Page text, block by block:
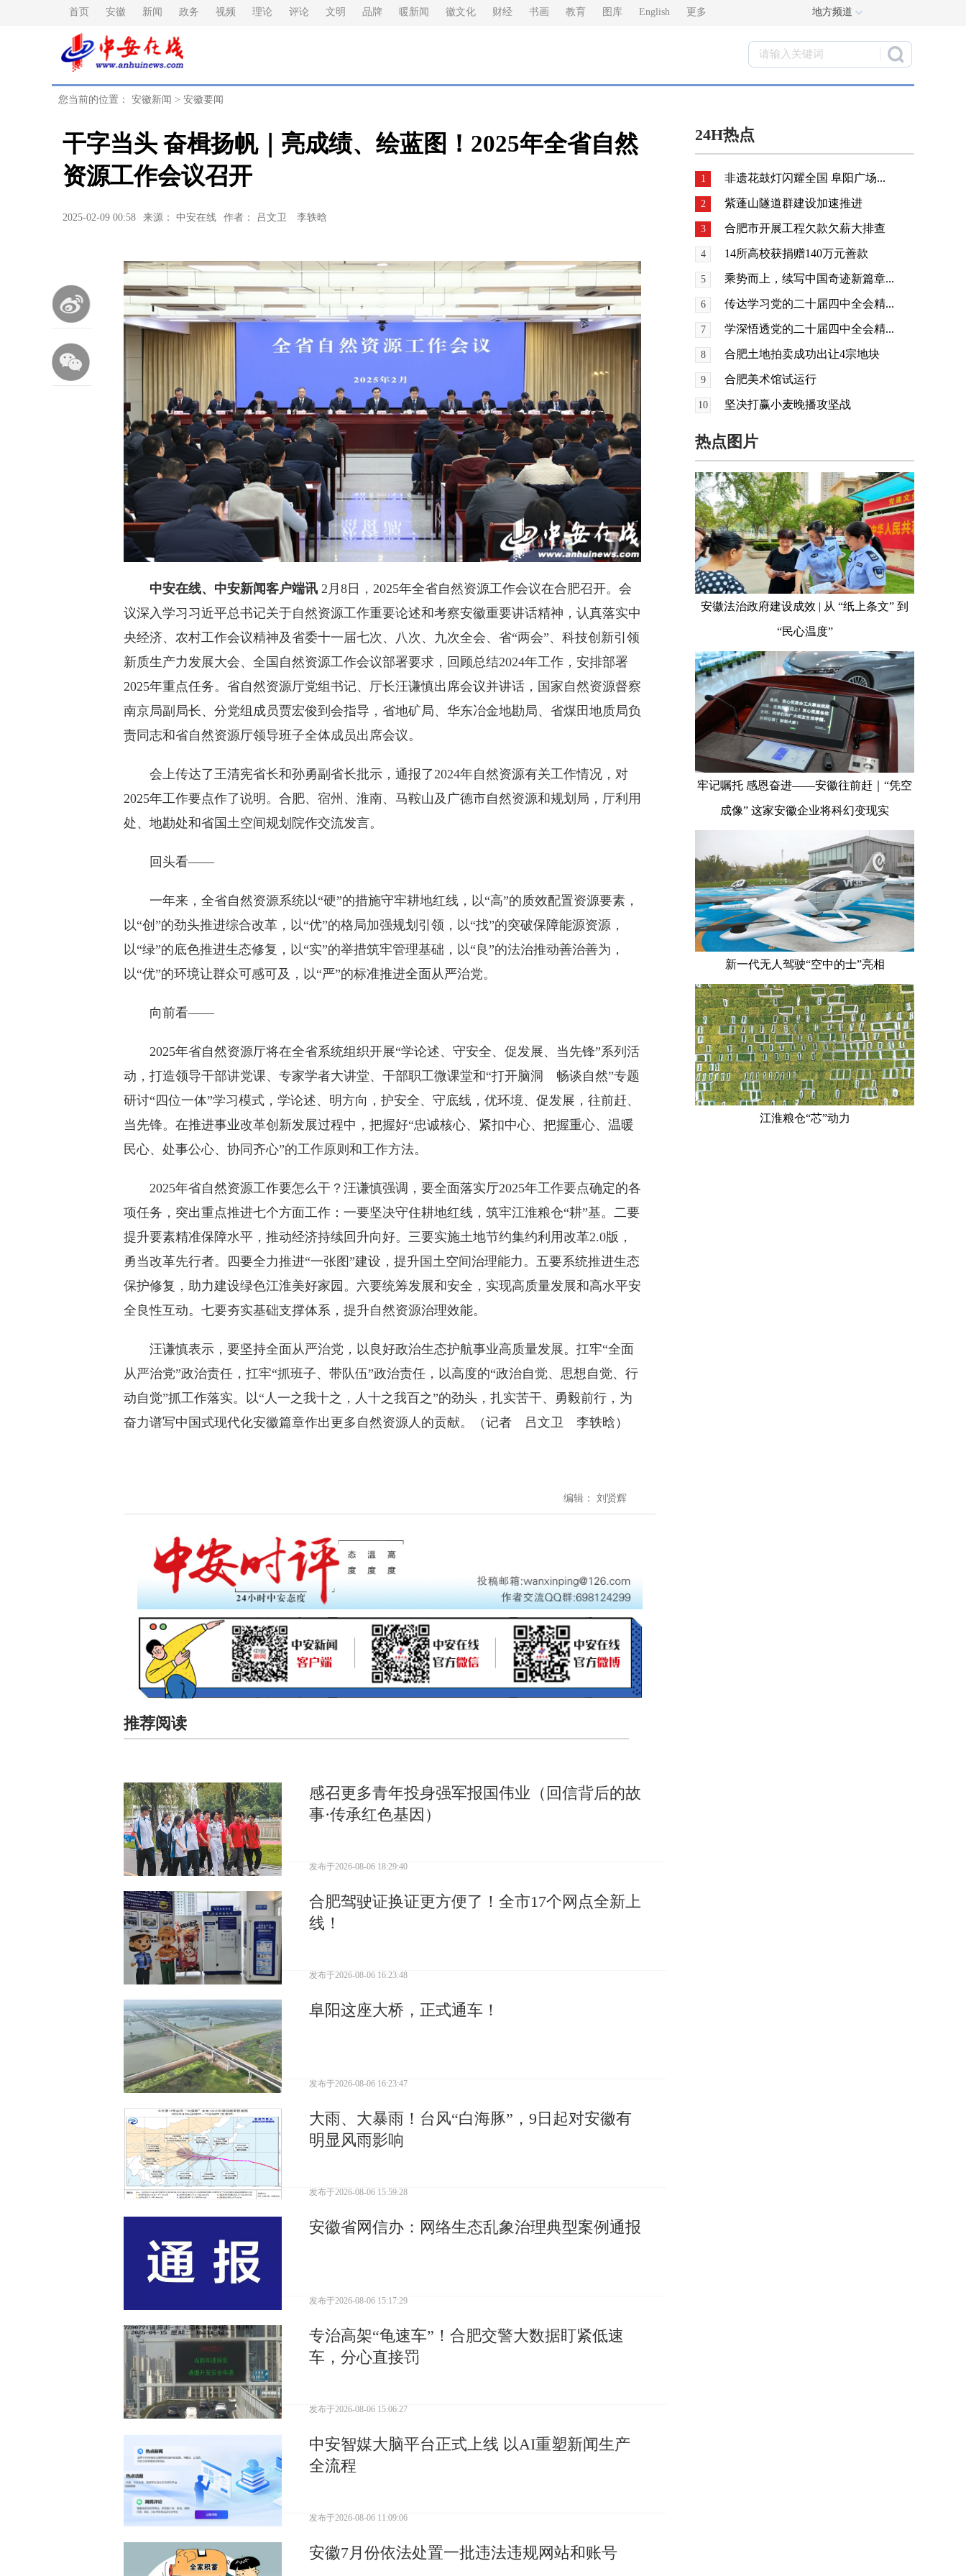
首页 安徽 新闻 政务 视频 理论 评论 文明 品牌 暖新闻 徽文化 财经 书画 教育 图库 English 更多 地方频道
您当前的位置： 安徽新闻 > 安徽要闻
干字当头 奋楫扬帆｜亮成绩、绘蓝图！2025年全省自然
资源工作会议召开
2025-02-09 00:58 来源： 中安在线 作者： 吕文卫 李轶晗
中安在线、中安新闻客户端讯 2月8日，2025年全省自然资源工作会议在合肥召开。会
议深入学习习近平总书记关于自然资源工作重要论述和考察安徽重要讲话精神，认真落实中
央经济、农村工作会议精神及省委十一届七次、八次、九次全会、省“两会”、科技创新引领
新质生产力发展大会、全国自然资源工作会议部署要求，回顾总结2024年工作，安排部署
2025年重点任务。省自然资源厅党组书记、厅长汪谦慎出席会议并讲话，国家自然资源督察
南京局副局长、分党组成员贾宏俊到会指导，省地矿局、华东冶金地勘局、省煤田地质局负
责同志和省自然资源厅领导班子全体成员出席会议。
会上传达了王清宪省长和孙勇副省长批示，通报了2024年自然资源有关工作情况，对
2025年工作要点作了说明。合肥、宿州、淮南、马鞍山及广德市自然资源和规划局，厅利用
处、地勘处和省国土空间规划院作交流发言。
回头看——
一年来，全省自然资源系统以“硬”的措施守牢耕地红线，以“高”的质效配置资源要素，
以“创”的劲头推进综合改革，以“优”的格局加强规划引领，以“找”的突破保障能源资源，
以“绿”的底色推进生态修复，以“实”的举措筑牢管理基础，以“良”的法治推动善治善为，
以“优”的环境让群众可感可及，以“严”的标准推进全面从严治党。
向前看——
2025年省自然资源厅将在全省系统组织开展“学论述、守安全、促发展、当先锋”系列活
动，打造领导干部讲党课、专家学者大讲堂、干部职工微课堂和“打开脑洞 畅谈自然”专题
研讨“四位一体”学习模式，学论述、明方向，护安全、守底线，优环境、促发展，往前赶、
当先锋。在推进事业改革创新发展过程中，把握好“忠诚核心、紧扣中心、把握重心、温暖
民心、处事公心、协同齐心”的工作原则和工作方法。
2025年省自然资源工作要怎么干？汪谦慎强调，要全面落实厅2025年工作要点确定的各
项任务，突出重点推进七个方面工作：一要坚决守住耕地红线，筑牢江淮粮仓“耕”基。二要
提升要素精准保障水平，推动经济持续回升向好。三要实施土地节约集约利用改革2.0版，
勇当改革先行者。四要全力推进“一张图”建设，提升国土空间治理能力。五要系统推进生态
保护修复，助力建设绿色江淮美好家园。六要统筹发展和安全，实现高质量发展和高水平安
全良性互动。七要夯实基础支撑体系，提升自然资源治理效能。
汪谦慎表示，要坚持全面从严治党，以良好政治生态护航事业高质量发展。扛牢“全面
从严治党”政治责任，扛牢“抓班子、带队伍”政治责任，以高度的“政治自觉、思想自觉、行
动自觉”抓工作落实。以“人一之我十之，人十之我百之”的劲头，扎实苦干、勇毅前行，为
奋力谱写中国式现代化安徽篇章作出更多自然资源人的贡献。（记者 吕文卫 李轶晗）
编辑： 刘贤辉
推荐阅读
感召更多青年投身强军报国伟业（回信背后的故
事·传承红色基因）
发布于2026-08-06 18:29:40
合肥驾驶证换证更方便了！全市17个网点全新上
线！
发布于2026-08-06 16:23:48
阜阳这座大桥，正式通车！
发布于2026-08-06 16:23:47
大雨、大暴雨！台风“白海豚”，9日起对安徽有
明显风雨影响
发布于2026-08-06 15:59:28
安徽省网信办：网络生态乱象治理典型案例通报
发布于2026-08-06 15:17:29
专治高架“龟速车”！合肥交警大数据盯紧低速
车，分心直接罚
发布于2026-08-06 15:06:27
中安智媒大脑平台正式上线 以AI重塑新闻生产
全流程
发布于2026-08-06 11:09:06
安徽7月份依法处置一批违法违规网站和账号
24H热点
1 非遗花鼓灯闪耀全国 阜阳广场...
2 紫蓬山隧道群建设加速推进
3 合肥市开展工程欠款欠薪大排查
4 14所高校获捐赠140万元善款
5 乘势而上，续写中国奇迹新篇章...
6 传达学习党的二十届四中全会精...
7 学深悟透党的二十届四中全会精...
8 合肥土地拍卖成功出让4宗地块
9 合肥美术馆试运行
10 坚决打赢小麦晚播攻坚战
热点图片
安徽法治政府建设成效 | 从 “纸上条文” 到
“民心温度”
牢记嘱托 感恩奋进——安徽往前赶｜“凭空
成像” 这家安徽企业将科幻变现实
新一代无人驾驶“空中的士”亮相
江淮粮仓“芯”动力